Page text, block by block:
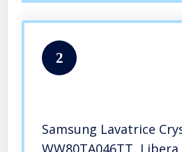
2
Samsung Lavatrice
WW80TA046TT,